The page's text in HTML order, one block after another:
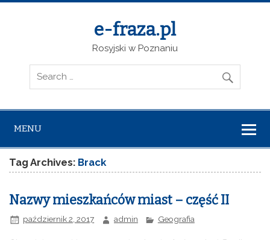
e-fraza.pl
Rosyjski w Poznaniu
MENU
Tag Archives: Brack
Nazwy mieszkańców miast – część II
październik 2, 2017 admin Geografia